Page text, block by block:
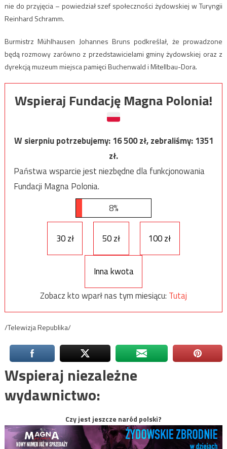
nie do przyjęcia – powiedział szef społeczności żydowskiej w Turyngii
Reinhard Schramm.
Burmistrz Mühlhausen Johannes Bruns podkreślał, że prowadzone
będą rozmowy zarówno z przedstawicielami gminy żydowskiej oraz z
dyrekcją muzeum miejsca pamięci Buchenwald i Mitellbau-Dora.
Wspieraj Fundację Magna Polonia!
W sierpniu potrzebujemy:16 500zł, zebraliśmy:1351
zł.
Państwa wsparcie jest niezbędne dla funkcjonowania
Fundacji Magna Polonia.
8%
30 zł 50 zł 100 zł
Inna kwota
Zobacz kto wparł nas tym miesiącu: Tutaj
/Telewizja Republika/
Wspieraj niezależne
wydawnictwo:
Czy jest jeszcze naród polski?